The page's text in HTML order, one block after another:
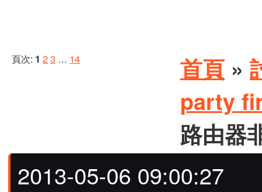
頁次: 1 23 … 14 首頁 »
party
路由器
2013-05-06 09:00:27